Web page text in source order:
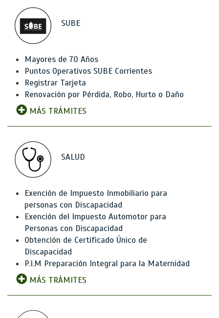
SUBE
Mayores de 70 Años
Puntos Operativos SUBE Corrientes
Registrar Tarjeta
Renovación por Pérdida, Robo, Hurto o Daño
MÁS TRÁMITES
SALUD
Exención de Impuesto Inmobiliario para
personas con Discapacidad
Exención del Impuesto Automotor para
Personas con Discapacidad
Obtención de Certificado Único de
Discapacidad
P.I.M Preparación Integral para la Maternidad
MÁS TRÁMITES